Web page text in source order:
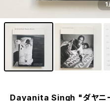
1
Dayanita Singh "ダヤニー